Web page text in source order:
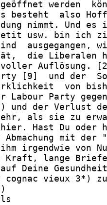
werden
besteht  also
nimmt. Und es
usw. bin ich
ausgegangen,
die Liberalen
Auflösung.
[9]  und der
von
Labour Party
und der Verlust
als sie zu
Hast Du oder
Abmachung mit der
irgendwie von
Kraft, lange
Deine
vieux 3*)